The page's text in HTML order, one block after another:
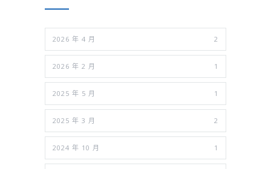
2026 年 4 月 2
2026 年 2 月 1
2025 年 5 月 1
2025 年 3 月 2
2024 年 10 月 1